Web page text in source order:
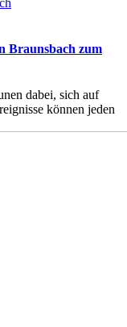
Braunsbach zum
dabei, sich auf
können jeden